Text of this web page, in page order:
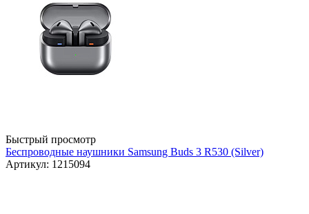
Быстрый просмотр
Беспроводные наушники Samsung Buds 3 R530 (Silver)
Артикул: 1215094